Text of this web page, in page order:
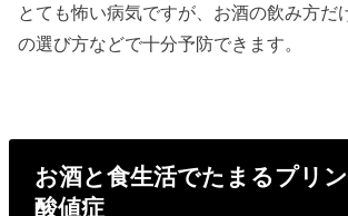
とても怖い病気ですが、お酒の飲み方だ
の選び方などで十分予防できます。
お酒と食生活でたまるプリ
酸値症